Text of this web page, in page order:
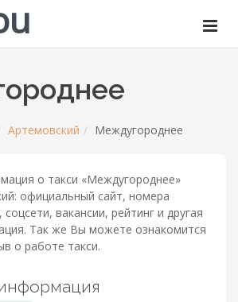
Артемовский Междугороднее
о такси «Междугороднее»
официальный сайт, номера
вакансии, рейтинг и другая
Так же Вы можете ознакомится
о работе такси.